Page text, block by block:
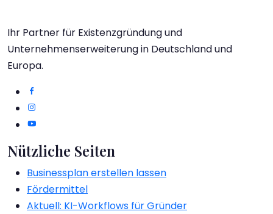
Ihr Partner für Existenzgründung und
Unternehmenserweiterung in Deutschland und
Europa.
Nützliche Seiten
Businessplan erstellen lassen
Fördermittel
Aktuell: KI-Workflows für Gründer